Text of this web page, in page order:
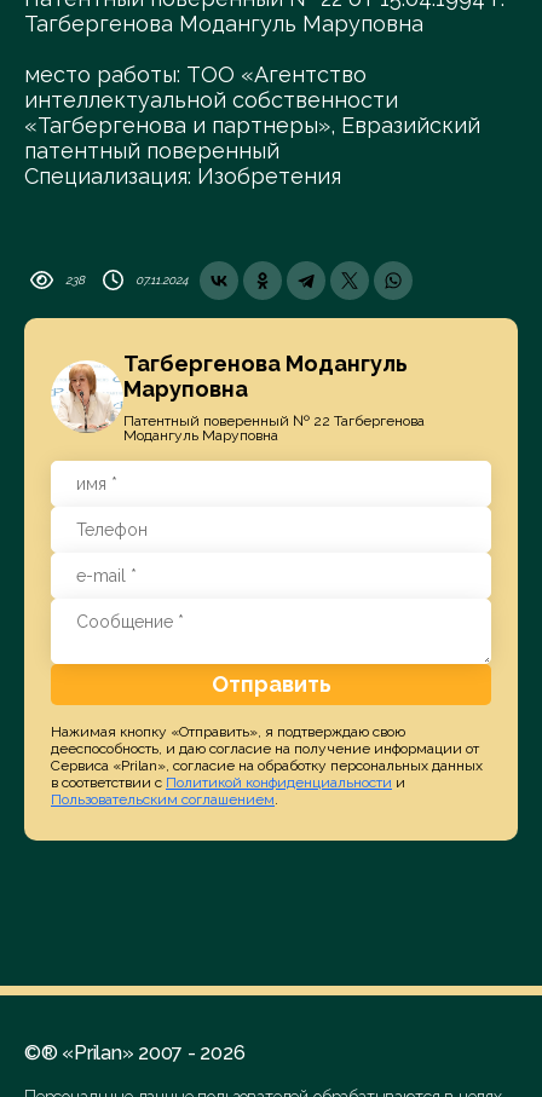
Тагбергенова Модангуль Маруповна
место работы: ТОО «Агентство
интеллектуальной собственности
«Тагбергенова и партнеры», Евразийский
патентный поверенный
Специализация: Изобретения
238 07.11.2024
Тагбергенова Модангуль
Маруповна
Патентный поверенный № 22 Тагбергенова
Модангуль Маруповна
Отправить
Нажимая кнопку «Отправить», я подтверждаю свою
дееспособность, и даю согласие на получение информации от
Сервиса «Prilan», согласие на обработку персональных данных
в соответствии с Политикой конфиденциальности и
Пользовательским соглашением
©® «Prilan» 2007 - 2026